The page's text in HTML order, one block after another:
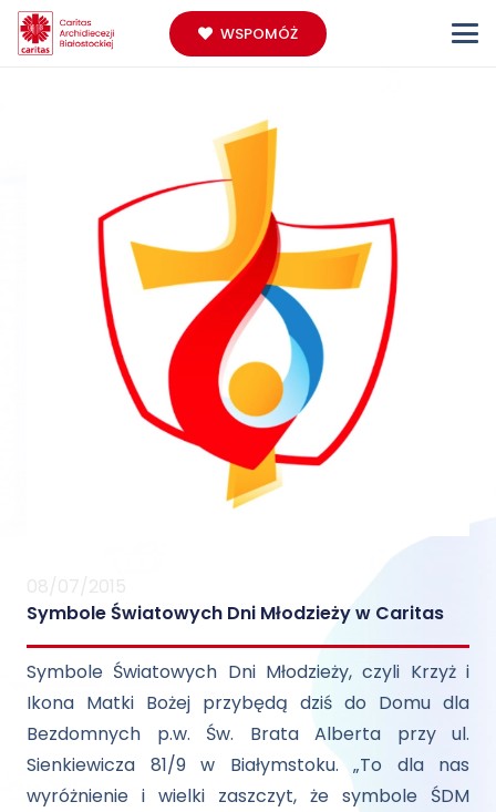
WSPOMÓŻ
Symbole Światowych Dni Młodzieży w Caritas
Symbole Światowych Dni Młodzieży, czyli Krzyż i
Ikona Matki Bożej przybędą dziś do Domu dla
Bezdomnych p.w. Św. Brata Alberta przy ul.
Sienkiewicza 81/9 w Białymstoku. „To dla nas
wyróżnienie i wielki zaszczyt, że symbole ŚDM